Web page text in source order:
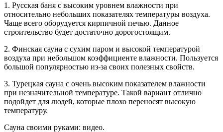
1. Русская баня с высоким уровнем влажности при
относительно небольших показателях температуры воздуха.
Чаще всего оборудуется кирпичной печью. Данное
строительство будет достаточно дорогостоящим.
2. Финская сауна с сухим паром и высокой температурой
воздуха при небольшом коэффициенте влажности. Пользуется
большой популярностью из-за своих полезных свойств.
3. Турецкая сауна с очень высоким показателем влажности
при незначительной температуре. Такой вариант отлично
подойдет для людей, которые плохо переносят высокую
температуру.
Сауна своими руками: видео.